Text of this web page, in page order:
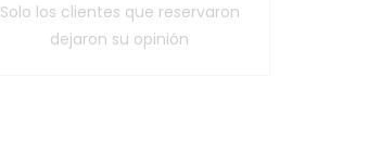
Solo los clientes que reservaron
dejaron su opinión